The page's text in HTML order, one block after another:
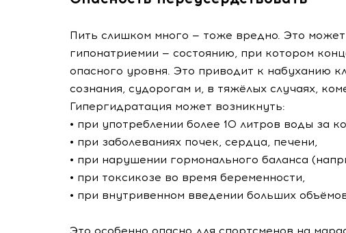
Пить слишком много — тоже вредно. Это
гипонатриемии — состоянию, при котором
опасного уровня. Это приводит к набуханию
сознания, судорогам и, в тяжёлых случаях,
Гипергидратация может возникнуть:
• при употреблении более 10 литров воды за
• при заболеваниях почек, сердца, печени,
• при нарушении гормонального баланса
• при токсикозе во время беременности,
• при внутривенном введении больших